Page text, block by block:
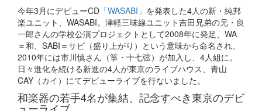
今年3月にデビューCD 「WASABI」 を発表した4人の新・純邦
楽ユニット、WASABI。津軽三味線ユニット吉田兄弟の兄・良
一郎さんの学校公演プロジェクトとして2008年に発足、WA
＝和、SABI＝サビ（盛り上がり）という意味から命名され、
2010年には市川慎さん（箏・十七弦）が加入し、4人組に。
日々進化を続ける新進の4人が東京のライブハウス、青山
CAY（カイ）にてデビューライブを行ないました。
和楽器の若手4名が集結、記念すべき東京のデビ